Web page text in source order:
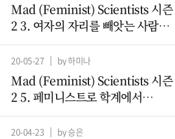
Mad (Feminist) Scientists 시즌
2 3. 여자의 자리를 빼앗는 사람들 -
컴퓨터과학(1)
20-05-27 by 하미나
Mad (Feminist) Scientists 시즌
2 5. 페미니스트로 학계에서
살아남기
20-04-23 by 승은